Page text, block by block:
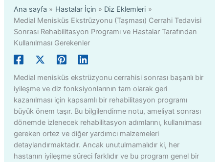
Ana sayfa Hastalar İçin
Diz Eklemleri
Medial Menisküs Ekstrüzyonu (Taşması) Cerrahi Tedavisi
Sonrası Rehabilitasyon Programı ve Hastalar Tarafından
Kullanılması Gerekenler
Medial menisküs ekstrüzyonu cerrahisi sonrası başarılı bir
iyileşme ve diz fonksiyonlarının tam olarak geri
kazanılması için kapsamlı bir rehabilitasyon programı
büyük önem taşır. Bu bilgilendirme notu, ameliyat sonrası
dönemde izlenecek rehabilitasyon adımlarını, kullanılması
gereken ortez ve diğer yardımcı malzemeleri
detaylandırmaktadır. Ancak unutulmamalıdır ki, her
hastanın iyileşme süreci farklıdır ve bu program genel bir